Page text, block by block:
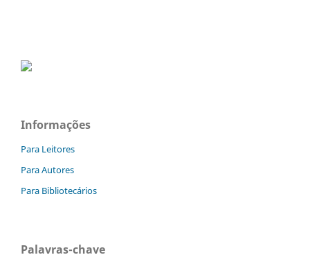
Informações
Para Leitores
Para Autores
Para Bibliotecários
Palavras-chave